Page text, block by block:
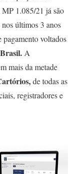
MP 1.085/21 já são
nos últimos 3 anos
pagamento voltados
A
mais da metade
de todas as
registradores e